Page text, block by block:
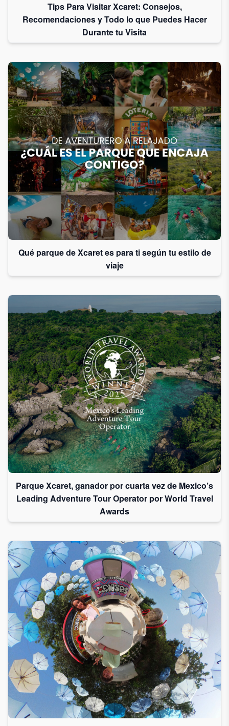
Tips Para Visitar Xcaret: Consejos,
Recomendaciones y Todo lo que Puedes Hacer
Durante tu Visita
Qué parque de Xcaret es para ti según tu estilo de
viaje
Parque Xcaret, ganador por cuarta vez de Mexico’s
Leading Adventure Tour Operator por World Travel
Awards